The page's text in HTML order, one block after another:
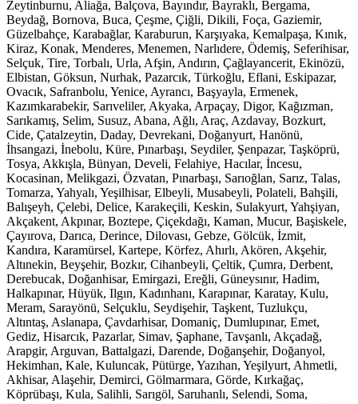
Zeytinburnu, Aliağa, Balçova, Bayındır, Bayraklı, Bergama,
Beydağ, Bornova, Buca, Çeşme, Çiğli, Dikili, Foça, Gaziemir,
Güzelbahçe, Karabağlar, Karaburun, Karşıyaka, Kemalpaşa, Kınık,
Kiraz, Konak, Menderes, Menemen, Narlıdere, Ödemiş, Seferihisar,
Selçuk, Tire, Torbalı, Urla, Afşin, Andırın, Çağlayancerit, Ekinözü,
Elbistan, Göksun, Nurhak, Pazarcık, Türkoğlu, Eflani, Eskipazar,
Ovacık, Safranbolu, Yenice, Ayrancı, Başyayla, Ermenek,
Kazımkarabekir, Sarıveliler, Akyaka, Arpaçay, Digor, Kağızman,
Sarıkamış, Selim, Susuz, Abana, Ağlı, Araç, Azdavay, Bozkurt,
Cide, Çatalzeytin, Daday, Devrekani, Doğanyurt, Hanönü,
İhsangazi, İnebolu, Küre, Pınarbaşı, Seydiler, Şenpazar, Taşköprü,
Tosya, Akkışla, Bünyan, Develi, Felahiye, Hacılar, İncesu,
Kocasinan, Melikgazi, Özvatan, Pınarbaşı, Sarıoğlan, Sarız, Talas,
Tomarza, Yahyalı, Yeşilhisar, Elbeyli, Musabeyli, Polateli, Bahşili,
Balışeyh, Çelebi, Delice, Karakeçili, Keskin, Sulakyurt, Yahşiyan,
Akçakent, Akpınar, Boztepe, Çiçekdağı, Kaman, Mucur, Başiskele,
Çayırova, Darıca, Derince, Dilovası, Gebze, Gölcük, İzmit,
Kandıra, Karamürsel, Kartepe, Körfez, Ahırlı, Akören, Akşehir,
Altınekin, Beyşehir, Bozkır, Cihanbeyli, Çeltik, Çumra, Derbent,
Derebucak, Doğanhisar, Emirgazi, Ereğli, Güneysınır, Hadim,
Halkapınar, Hüyük, Ilgın, Kadınhanı, Karapınar, Karatay, Kulu,
Meram, Sarayönü, Selçuklu, Seydişehir, Taşkent, Tuzlukçu,
Altıntaş, Aslanapa, Çavdarhisar, Domaniç, Dumlupınar, Emet,
Gediz, Hisarcık, Pazarlar, Simav, Şaphane, Tavşanlı, Akçadağ,
Arapgir, Arguvan, Battalgazi, Darende, Doğanşehir, Doğanyol,
Hekimhan, Kale, Kuluncak, Pütürge, Yazıhan, Yeşilyurt, Ahmetli,
Akhisar, Alaşehir, Demirci, Gölmarmara, Görde, Kırkağaç,
Köprübaşı, Kula, Salihli, Sarıgöl, Saruhanlı, Selendi, Soma,